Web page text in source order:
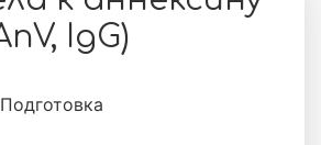
IgG)
Подготовка